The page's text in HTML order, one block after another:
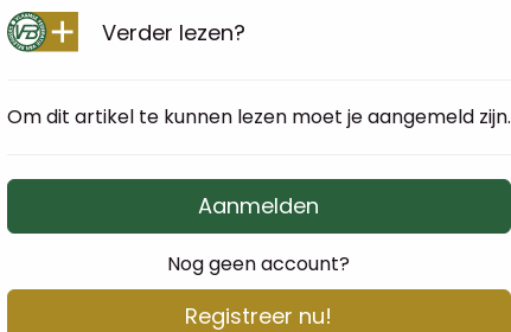
Verder lezen?
Om dit artikel te kunnen lezen moet je aangemeld zijn.
Aanmelden
Nog geen account?
Registreer nu!